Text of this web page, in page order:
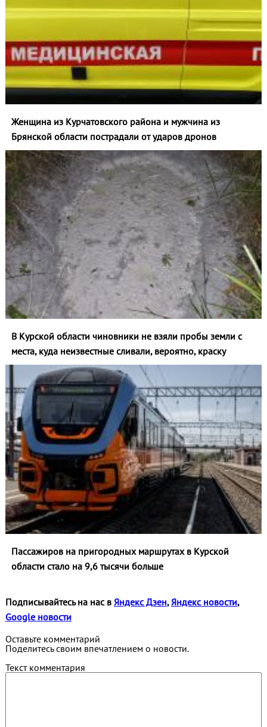
Женщина из Курчатовского района и мужчина из
Брянской области пострадали от ударов дронов
В Курской области чиновники не взяли пробы земли с
места, куда неизвестные сливали, вероятно, краску
Пассажиров на пригородных маршрутах в Курской
области стало на 9,6 тысячи больше
Подписывайтесь на нас в Яндекс Дзен,Яндекс новости,
Google новости
Оставьте комментарий
Поделитесь своим впечатлением о новости.
Текст комментария